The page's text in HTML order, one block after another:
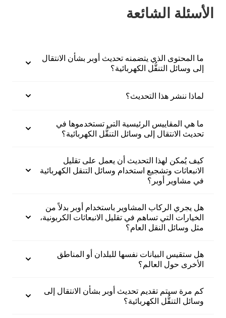
الأسئلة الشائعة
ما المحتوى الذي يتضمنه تحديث أوبر بشأن الانتقال
إلى وسائل التنقُّل الكهربائية؟
لماذا ننشر هذا التحديث؟
ما هي المقاييس الرئيسية التي تستخدموها في
تحديث الانتقال إلى وسائل التنقُّل الكهربائية؟
كيف يُمكن لهذا التحديث أن يعمل على تقليل
الانبعاثات وتشجيع استخدام وسائل التنقل الكهربائية
في مشاوير أوبر؟
هل يجري الركاب المشاوير باستخدام أوبر بدلاً من
الخيارات التي تساهم في تقليل الانبعاثات الكربونية،
مثل وسائل النقل العام؟
هل ستقيس البيانات نفسها للبلدان أو المناطق
الأخرى حول العالم؟
كم مرة سيتم تقديم تحديث أوبر بشأن الانتقال إلى
وسائل التنقُّل الكهربائية؟